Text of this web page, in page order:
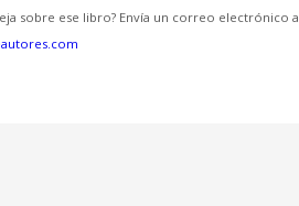
sobre ese libro? Envía un correo electrónico a